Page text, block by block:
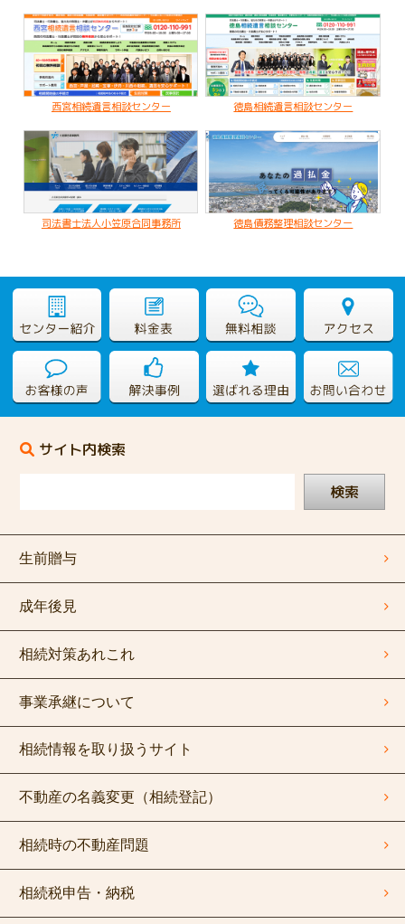
子のいない夫婦が配偶者のみに財産を残すケース
2020.02.19
亡くなった父名義の不動産が不明なケース
不動産の名義変更（相続登記）
相続時の不動産問題
相続税申告・納税
生前贈与
成年後見
相続対策あれこれ
事業承継について
相続情報を取り扱うサイト
サイト内検索
検索
西宮相続遺言相談センター 徳島相続遺言相談センター
司法書士法人小笠原合同事務所 徳島債務整理相談センター